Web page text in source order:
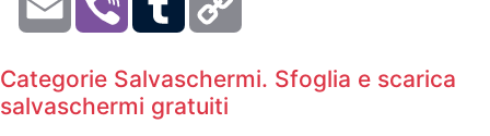
Categorie Salvaschermi. Sfoglia e scarica
salvaschermi gratuiti